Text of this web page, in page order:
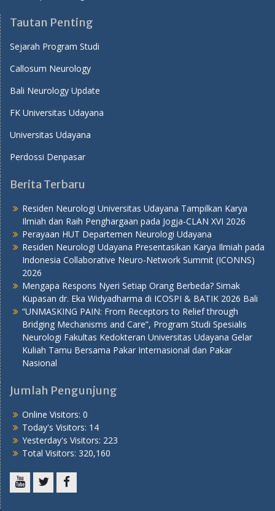
Tautan Penting
Sejarah Program Studi
Callosum Neurology
Bali Neurology Update
FK Universitas Udayana
Universitas Udayana
Perdossi Denpasar
Berita Terbaru
Residen Neurologi Universitas Udayana Tampilkan Karya
Ilmiah dan Raih Penghargaan pada Jogja-CLAN XVI 2026
Perayaan HUT Departemen Neurologi Udayana
Residen Neurologi Udayana Presentasikan Karya Ilmiah pada
Indonesia Collaborative Neuro-Network Summit (ICONNS)
2026
Mengapa Respons Nyeri Setiap Orang Berbeda? Simak
Kupasan dr. Eka Widyadharma di ICOSPI & BATIK 2026 Bali
“UNMASKING PAIN: From Receptors to Relief through
Bridging Mechanisms and Care”, Program Studi Spesialis
Neurologi Fakultas Kedokteran Universitas Udayana Gelar
Kuliah Tamu Bersama Pakar Internasional dan Pakar
Nasional
Jumlah Pengunjung
Online Visitors: 0
Today's Visitors: 14
Yesterday's Visitors: 223
Total Visitors: 320,160